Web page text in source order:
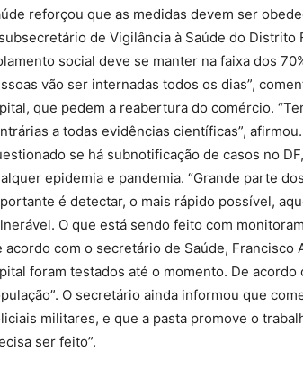
reforçou que as medidas devem ser
de Vigilância à Saúde do
social deve se manter na faixa dos
vão ser internadas todos os dias”,
que pedem a reabertura do comércio.
a todas evidências científicas”, afirmou.
se há subnotificação de casos no
epidemia e pandemia. “Grande parte
é detectar, o mais rápido possível,
O que está sendo feito com
acordo com o secretário de Saúde, Francisco
foram testados até o momento. De
O secretário ainda informou que
militares, e que a pasta promove o
ser feito”.